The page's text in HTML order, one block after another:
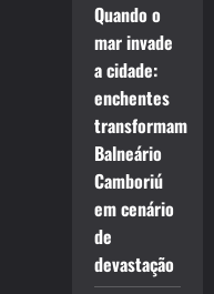
Quando o
mar invade
a cidade:
enchentes
transformam
Balneário
Camboriú
em cenário
de
devastação